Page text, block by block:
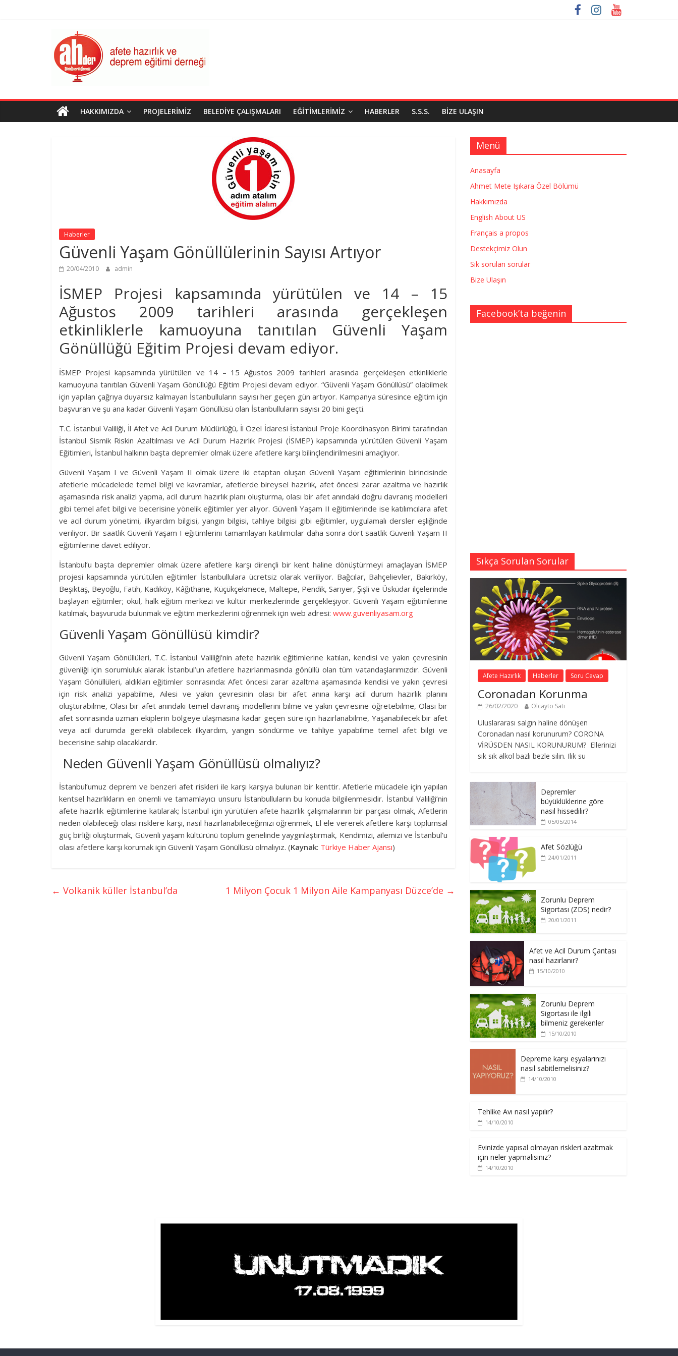
AHDER
Afete
Hazırlık
Deprem
Eğitimi
Derneği
HAKKIMIZDA PROJELERIMIZ BELEDIYE ÇALIŞMALARI EĞITIMLERIMIZ HABERLER S.S.S. BIZE ULAŞIN
Haberler
Güvenli Yaşam Gönüllülerinin Sayısı Artıyor
20/04/2010 admin
İSMEP Projesi kapsamında yürütülen ve 14 – 15
Ağustos 2009 tarihleri arasında gerçekleşen
etkinliklerle kamuoyuna tanıtılan Güvenli Yaşam
Gönüllüğü Eğitim Projesi devam ediyor.
İSMEP Projesi kapsamında yürütülen ve 14 – 15 Ağustos 2009 tarihleri arasında gerçekleşen etkinliklerle
kamuoyuna tanıtılan Güvenli Yaşam Gönüllüğü Eğitim Projesi devam ediyor. “Güvenli Yaşam Gönüllüsü” olabilmek
için yapılan çağrıya duyarsız kalmayan İstanbulluların sayısı her geçen gün artıyor. Kampanya süresince eğitim için
başvuran ve şu ana kadar Güvenli Yaşam Gönüllüsü olan İstanbulluların sayısı 20 bini geçti.
T.C. İstanbul Valiliği, İl Afet ve Acil Durum Müdürlüğü, İl Özel İdaresi İstanbul Proje Koordinasyon Birimi tarafından
İstanbul Sismik Riskin Azaltılması ve Acil Durum Hazırlık Projesi (İSMEP) kapsamında yürütülen Güvenli Yaşam
Eğitimleri, İstanbul halkının başta depremler olmak üzere afetlere karşı bilinçlendirilmesini amaçlıyor.
Güvenli Yaşam I ve Güvenli Yaşam II olmak üzere iki etaptan oluşan Güvenli Yaşam eğitimlerinin birincisinde
afetlerle mücadelede temel bilgi ve kavramlar, afetlerde bireysel hazırlık, afet öncesi zarar azaltma ve hazırlık
aşamasında risk analizi yapma, acil durum hazırlık planı oluşturma, olası bir afet anındaki doğru davranış modelleri
gibi temel afet bilgi ve becerisine yönelik eğitimler yer alıyor. Güvenli Yaşam II eğitimlerinde ise katılımcılara afet
ve acil durum yönetimi, ilkyardım bilgisi, yangın bilgisi, tahliye bilgisi gibi eğitimler, uygulamalı dersler eşliğinde
veriliyor. Bir saatlik Güvenli Yaşam I eğitimlerini tamamlayan katılımcılar daha sonra dört saatlik Güvenli Yaşam II
eğitimlerine davet ediliyor.
İstanbul’u başta depremler olmak üzere afetlere karşı dirençli bir kent haline dönüştürmeyi amaçlayan İSMEP
projesi kapsamında yürütülen eğitimler İstanbullulara ücretsiz olarak veriliyor. Bağcılar, Bahçelievler, Bakırköy,
Beşiktaş, Beyoğlu, Fatih, Kadıköy, Kâğıthane, Küçükçekmece, Maltepe, Pendik, Sarıyer, Şişli ve Üsküdar ilçelerinde
başlayan eğitimler; okul, halk eğitim merkezi ve kültür merkezlerinde gerçekleşiyor. Güvenli Yaşam eğitimlerine
katılmak, başvuruda bulunmak ve eğitim merkezlerini öğrenmek için web adresi: www.guvenliyasam.org
Güvenli Yaşam Gönüllüsü kimdir?
Güvenli Yaşam Gönüllüleri, T.C. İstanbul Valiliği’nin afete hazırlık eğitimlerine katılan, kendisi ve yakın çevresinin
güvenliği için sorumluluk alarak İstanbul’un afetlere hazırlanmasında gönüllü olan tüm vatandaşlarımızdır. Güvenli
Yaşam Gönüllüleri, aldıkları eğitimler sonrasında: Afet öncesi zarar azaltma aşamasında kendisi ve yakın çevresi
için risk analizi yapabilme, Ailesi ve yakın çevresinin olası bir afet anına karşı acil durum hazırlık planını
oluşturabilme, Olası bir afet anındaki temel davranış modellerini bilme ve yakın çevresine öğretebilme, Olası bir
afet sonrasında uzman ekiplerin bölgeye ulaşmasına kadar geçen süre için hazırlanabilme, Yaşanabilecek bir afet
veya acil durumda gerekli olabilecek ilkyardım, yangın söndürme ve tahliye yapabilme temel afet bilgi ve
becerisine sahip olacaklardır.
Neden Güvenli Yaşam Gönüllüsü olmalıyız?
İstanbul’umuz deprem ve benzeri afet riskleri ile karşı karşıya bulunan bir kenttir. Afetlerle mücadele için yapılan
kentsel hazırlıkların en önemli ve tamamlayıcı unsuru İstanbulluların bu konuda bilgilenmesidir. İstanbul Valiliği’nin
afete hazırlık eğitimlerine katılarak; İstanbul için yürütülen afete hazırlık çalışmalarının bir parçası olmak, Afetlerin
neden olabileceği olası risklere karşı, nasıl hazırlanabileceğimizi öğrenmek, El ele vererek afetlere karşı toplumsal
güç birliği oluşturmak, Güvenli yaşam kültürünü toplum genelinde yaygınlaştırmak, Kendimizi, ailemizi ve İstanbul’u
olası afetlere karşı korumak için Güvenli Yaşam Gönüllüsü olmalıyız. (Kaynak: Türkiye Haber Ajansı)
← Volkanik küller İstanbul’da 1 Milyon Çocuk 1 Milyon Aile Kampanyası Düzce’de →
Menü
Anasayfa
Ahmet Mete Işıkara Özel Bölümü
Hakkımızda
English About US
Français a propos
Destekçimiz Olun
Sık sorulan sorular
Bize Ulaşın
Facebook’ta beğenin
Sıkça Sorulan Sorular
Afete Hazırlık Haberler Soru Cevap
Coronadan Korunma
26/02/2020 Olcayto Satı
Uluslararası salgın haline dönüşen
Coronadan nasıl korunurum? CORONA
VİRÜSDEN NASIL KORUNURUM? Ellerinizi
sık sık alkol bazlı bezle silin. Ilık su
Depremler
büyüklüklerine göre
nasıl hissedilir?
05/05/2014
Afet Sözlüğü
24/01/2011
Zorunlu Deprem
Sigortası (ZDS) nedir?
20/01/2011
Afet ve Acil Durum Çantası
nasıl hazırlanır?
15/10/2010
Zorunlu Deprem
Sigortası ile ilgili
bilmeniz gerekenler
15/10/2010
Depreme karşı eşyalarınızı
nasıl sabitlemelisiniz?
14/10/2010
Tehlike Avı nasıl yapılır?
14/10/2010
Evinizde yapısal olmayan riskleri azaltmak
için neler yapmalısınız?
14/10/2010